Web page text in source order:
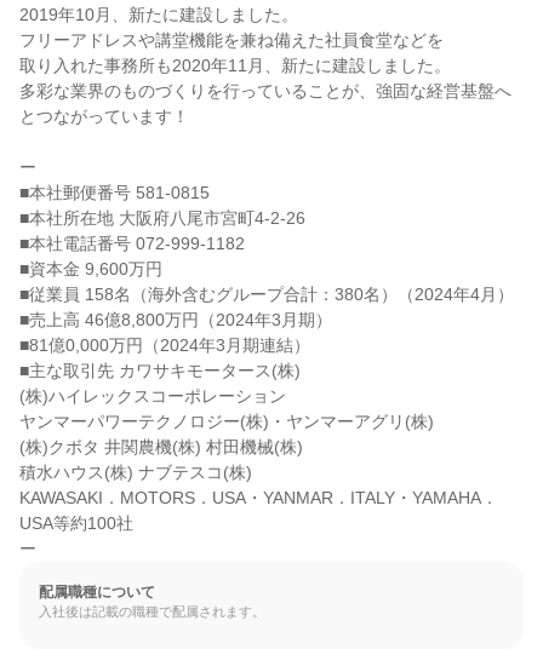
2019年10月、新たに建設しました。
フリーアドレスや講堂機能を兼ね備えた社員食堂などを
取り入れた事務所も2020年11月、新たに建設しました。
多彩な業界のものづくりを行っていることが、強固な経営基盤へ
とつながっています！
ー
■本社郵便番号 581-0815
■本社所在地 大阪府八尾市宮町4-2-26
■本社電話番号 072-999-1182
■資本金 9,600万円
■従業員 158名（海外含むグループ合計：380名）（2024年4月）
■売上高 46億8,800万円（2024年3月期）
■81億0,000万円（2024年3月期連結）
■主な取引先 カワサキモータース(株)
(株)ハイレックスコーポレーション
ヤンマーパワーテクノロジー(株)・ヤンマーアグリ(株)
(株)クボタ 井関農機(株) 村田機械(株)
積水ハウス(株) ナブテスコ(株)
KAWASAKI．MOTORS．USA・YANMAR．ITALY・YAMAHA．
USA等約100社
ー
配属職種について
入社後は記載の職種で配属されます。